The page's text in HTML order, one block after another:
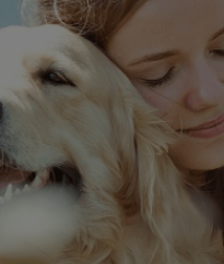
Pet Sitter à